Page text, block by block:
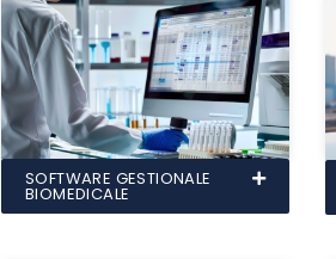
SOFTWARE GESTIONALE
BIOMEDICALE